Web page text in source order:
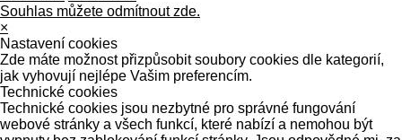
Souhlas můžete odmítnout zde.
×
Nastavení cookies
Zde máte možnost přizpůsobit soubory cookies dle kategorií,
jak vyhovují nejlépe Vašim preferencím.
Technické cookies
Technické cookies jsou nezbytné pro správné fungování
webové stránky a všech funkcí, které nabízí a nemohou být